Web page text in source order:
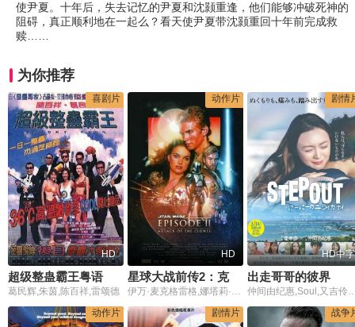
使尹夏。十年后，失去记忆的尹夏和沈颢重逢，他们能够冲破死神的
阻碍，真正顺利地在一起么？看天使尹夏带沈颢重回十年前完成救
赎……
为你推荐
喜剧片
HD
超级整蛊霸王粤语
葛民辉,朱茵,陈百祥,雷颂德
动作片
HD
星球大战前传2：克隆人的进攻国语
伊万·麦克格雷格,娜塔莉·波特曼,海登·克里斯滕森,克里斯托弗·李,塞缪尔·杰克逊,弗兰克·奥兹,伊恩·麦克迪阿梅德,潘妮拉·奥古斯特,特穆拉·莫里森,吉米·斯密茨,杰克·汤普森,阿梅德·贝斯特,罗丝·伯恩,奥利弗·福德·戴维斯,利安娜·瓦尔斯曼
剧情
HD中字
出走哥哥的彼界
仲间由纪惠,Soul,又吉伶音,伊波れいり,松田流花,津波竜斗,内田树
动作片
剧情片 战争